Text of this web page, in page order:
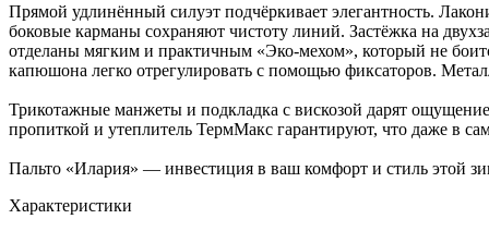
Прямой удлинённый силуэт подчёркивает элегантность.
боковые карманы сохраняют чистоту линий. Застёжка на
отделаны мягким и практичным «Эко-мехом», который не
капюшона легко отрегулировать с помощью фиксаторов.
Трикотажные манжеты и подкладка с вискозой дарят
пропиткой и утеплитель ТермМакс гарантируют, что даже в
Пальто «Илария» — инвестиция в ваш комфорт и стиль этой
Характеристики